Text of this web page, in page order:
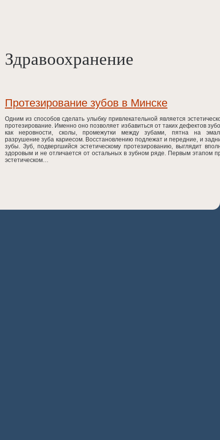
Здравоохранение
Протезирование зубов в Минске
Одним из способов сделать улыбку привлекательной является
протезирование. Именно оно позволяет избавиться от таких дефектов
как неровности, сколы, промежутки между зубами, пятна на
разрушение зуба кариесом. Восстановлению подлежат и передние, и
зубы. Зуб, подвергшийся эстетическому протезированию, выглядит
здоровым и не отличается от остальных в зубном ряде. Первым этапом
эстетическом…